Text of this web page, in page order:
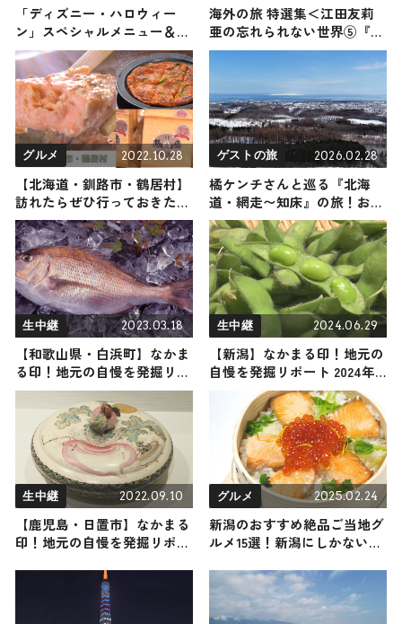
「ディズニー・ハロウィー
ン」スペシャルメニュー＆グ
ッズ公開 初登場のドリンク
など登場
海外の旅 特選集＜江田友莉
亜の忘れられない世界⑤『フ
ランス編』＞
グルメ 2022.10.28
【北海道・釧路市・鶴居村】
訪れたらぜひ行っておきたい
お店3選｜地元で作られた美
味しい食材と人気の絶品料理
を紹介
ゲストの旅 2026.02.28
橘ケンチさんと巡る『北海
道・網走〜知床』の旅！おす
すめの観光・グルメをご紹介
2026年2月28日放送
生中継 2023.03.18
【和歌山県・白浜町】なかま
る印！地元の自慢を発掘リポ
ート
生中継 2024.06.29
【新潟】なかまる印！地元の
自慢を発掘リポート 2024年6
月29日放送
生中継 2022.09.10
【鹿児島・日置市】なかまる
印！地元の自慢を発掘リポー
グルメ 2025.02.24
新潟のおすすめ絶品ご当地グ
ルメ15選！新潟にしかない名